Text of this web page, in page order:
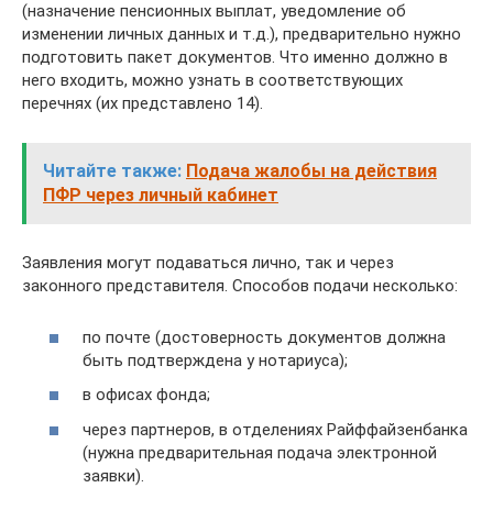
(назначение пенсионных выплат, уведомление об
изменении личных данных и т.д.), предварительно нужно
подготовить пакет документов. Что именно должно в
него входить, можно узнать в соответствующих
перечнях (их представлено 14).
Читайте также: Подача жалобы на действия
ПФР через личный кабинет
Заявления могут подаваться лично, так и через
законного представителя. Способов подачи несколько:
по почте (достоверность документов должна
быть подтверждена у нотариуса);
в офисах фонда;
через партнеров, в отделениях Райффайзенбанка
(нужна предварительная подача электронной
заявки).